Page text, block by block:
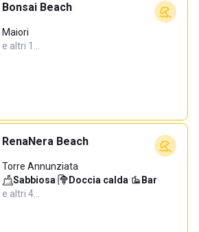
Bonsai Beach
Maiori
e altri 1…
RenaNera Beach
Torre Annunziata
Sabbiosa· Doccia calda· Bar·
e altri 4…